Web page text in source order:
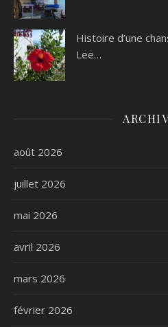
Histoire d’une
Lee…
août 2026
juillet 2026
mai 2026
avril 2026
mars 2026
février 2026